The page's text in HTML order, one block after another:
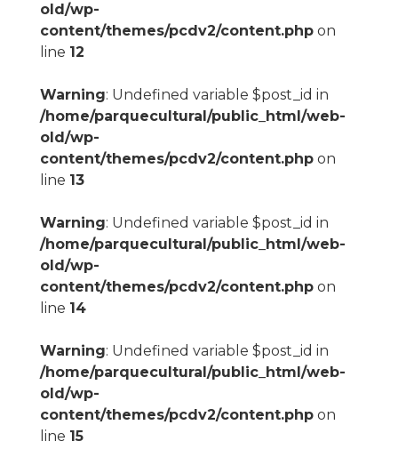
old/wp-
content/themes/pcdv2/content.phpon
line 12
Warning: Undefined variable $post_id in
/home/parquecultural/public_html/web-
old/wp-
content/themes/pcdv2/content.phpon
line 13
Warning: Undefined variable $post_id in
/home/parquecultural/public_html/web-
old/wp-
content/themes/pcdv2/content.phpon
line 14
Warning: Undefined variable $post_id in
/home/parquecultural/public_html/web-
old/wp-
content/themes/pcdv2/content.phpon
line 15